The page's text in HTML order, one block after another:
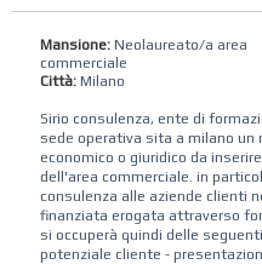
Mansione:Neolaureato/a area
commerciale
Città:Milano
Sirio consulenza, ente di
sede operativa sita a milano
economico o giuridico da
dell'area commerciale. in
consulenza alle aziende clienti
finanziata erogata attraverso
si occuperà quindi delle
potenziale cliente -